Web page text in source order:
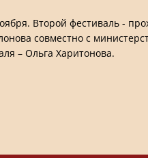
Второй фестиваль -
совместно с
– Ольга Харитонова.